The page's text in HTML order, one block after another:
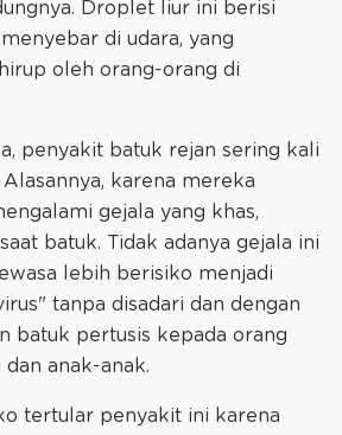
Droplet liur ini berisi
di udara, yang
oleh orang-orang di
penyakit batuk rejan sering kali
karena mereka
gejala yang khas,
batuk. Tidak adanya gejala ini
lebih berisiko menjadi
tanpa disadari dan dengan
batuk pertusis kepada orang
dan anak-anak.
tertular penyakit ini karena